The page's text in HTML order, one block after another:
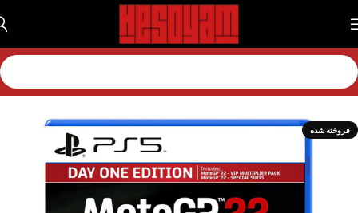
خانه بازی بازی پلی استیشن بازی پلی استیشن 5
فروخته شده